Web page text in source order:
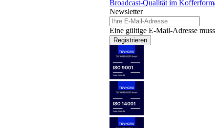
Broadcast-Qualität im Kofferformat
Newsletter
Eine gültige E-Mail-Adresse muss
Registrieren